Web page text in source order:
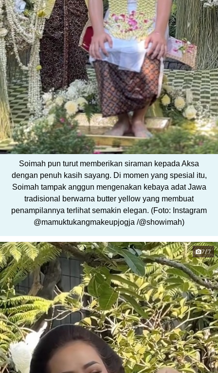
Soimah pun turut memberikan siraman kepada Aksa
dengan penuh kasih sayang. Di momen yang spesial itu,
Soimah tampak anggun mengenakan kebaya adat Jawa
tradisional berwarna butter yellow yang membuat
penampilannya terlihat semakin elegan. (Foto: Instagram
@mamuktukangmakeupjogja /@showimah)
7/7